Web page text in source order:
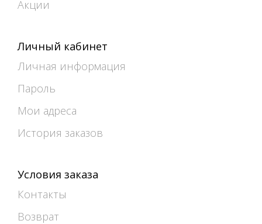
Акции
Личный кабинет
Личная информация
Пароль
Мои адреса
История заказов
Условия заказа
Контакты
Возврат